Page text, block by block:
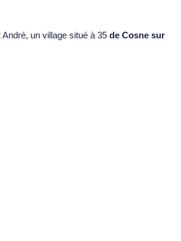
un village situé à 35 de Cosne sur